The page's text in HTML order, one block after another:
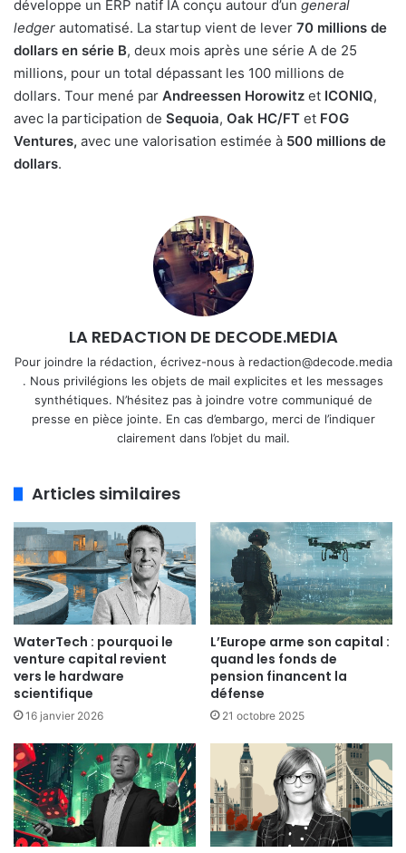
développe un ERP natif IA conçu autour d’un general
ledger automatisé. La startup vient de lever 70 millions de
dollars en série B, deux mois après une série A de 25
millions, pour un total dépassant les 100 millions de
dollars. Tour mené par Andreessen Horowitz et ICONIQ,
avec la participation de Sequoia, Oak HC/FT et FOG
Ventures, avec une valorisation estimée à 500 millions de
dollars.
LA REDACTION DE DECODE.MEDIA
Pour joindre la rédaction, écrivez-nous à redaction@decode.media
. Nous privilégions les objets de mail explicites et les messages
synthétiques. N’hésitez pas à joindre votre communiqué de
presse en pièce jointe. En cas d’embargo, merci de l’indiquer
clairement dans l’objet du mail.
Articles similaires
WaterTech : pourquoi le
venture capital revient
vers le hardware
scientifique
16 janvier 2026
L’Europe arme son capital :
quand les fonds de
pension financent la
défense
21 octobre 2025